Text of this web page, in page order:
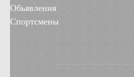
Обьявления
Спортсмены